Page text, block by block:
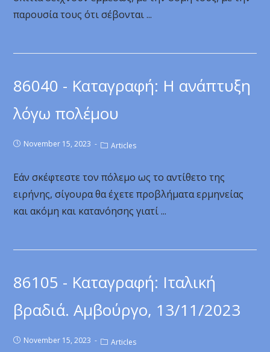
παρουσία τους ότι σέβονται ...
86040 - Καταγραφή: Η ανάπτυξη
λόγω πολέμου
November 15, 2023 Articles
Εάν σκέφτεστε τον πόλεμο ως το αντίθετο της
ειρήνης, σίγουρα θα έχετε προβλήματα ερμηνείας
και ακόμη και κατανόησης γιατί ...
86105 - Καταγραφή: Ιταλική
βραδιά. Αμβούργο, 13/11/2023
November 15, 2023 Articles